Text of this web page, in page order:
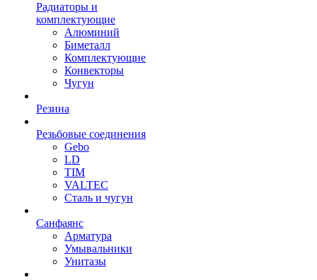
Радиаторы и
комплектующие
Алюминий
Биметалл
Комплектующие
Конвекторы
Чугун
Резина
Резьбовые соединения
Gebo
LD
TIM
VALTEC
Сталь и чугун
Санфаянс
Арматура
Умывальники
Унитазы